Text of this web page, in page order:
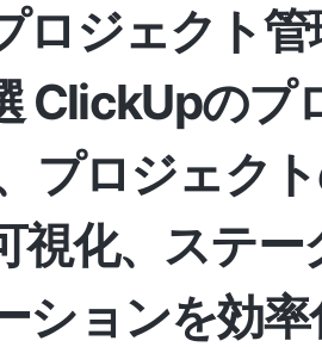
ロジェクト管
ClickUpのプ
プロジェク
視化、ステー
ションを効率